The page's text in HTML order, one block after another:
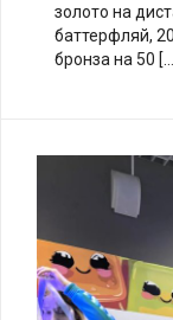
золото на
баттерфляй,
бронза на 50